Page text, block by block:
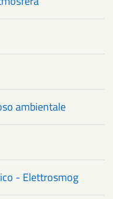
ambientale
- Elettrosmog